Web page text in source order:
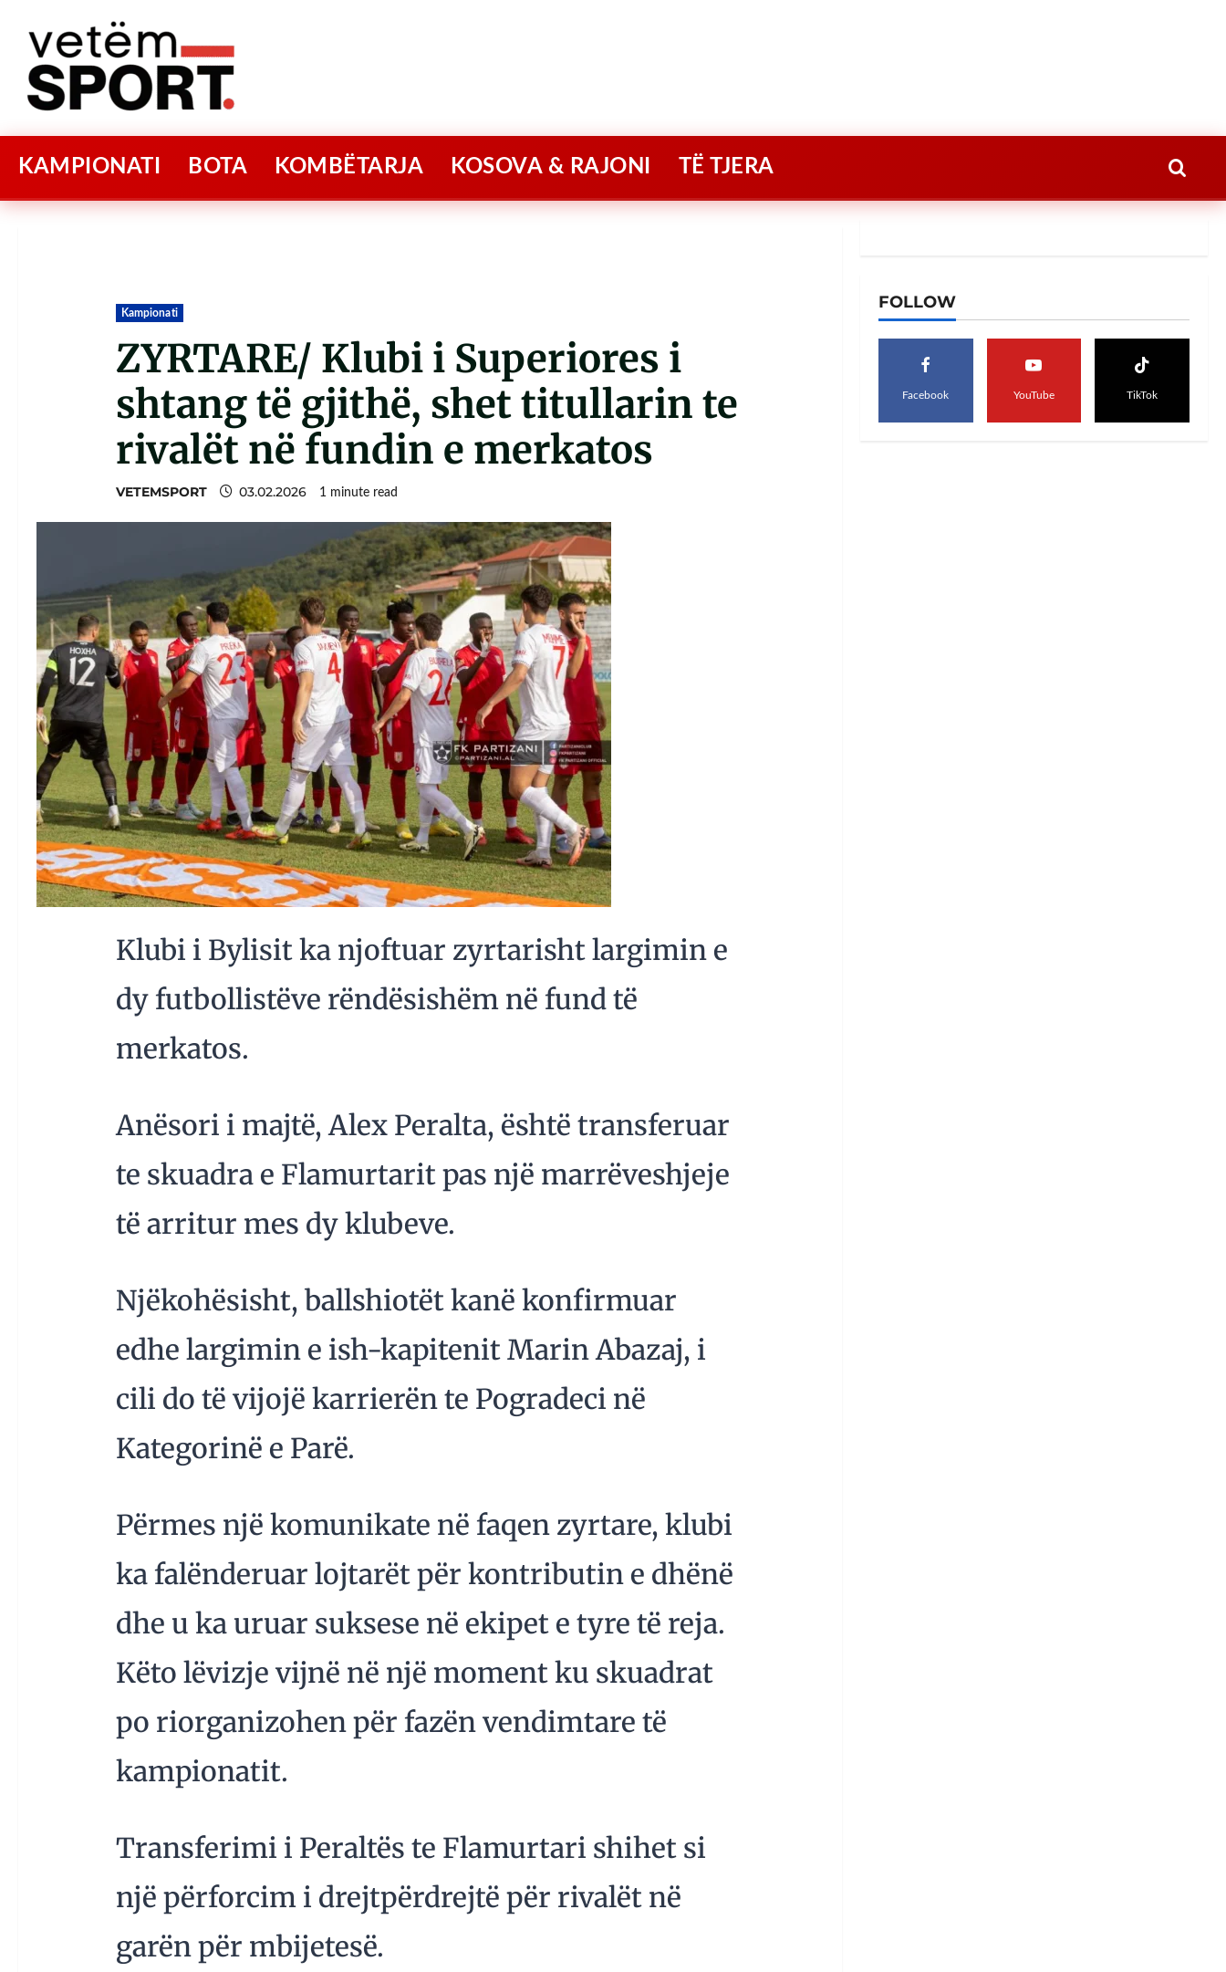
KAMPIONATI BOTA KOMBËTARJA KOSOVA & RAJONI TË TJERA
Kampionati
ZYRTARE/ Klubi i Superiores i
shtang të gjithë, shet titullarin te
rivalët në fundin e merkatos
VETEMSPORT 03.02.2026 1 minute read
Klubi i Bylisit ka njoftuar zyrtarisht largimin e
dy futbollistëve rëndësishëm në fund të
merkatos.
Anësori i majtë, Alex Peralta, është transferuar
te skuadra e Flamurtarit pas një marrëveshjeje
të arritur mes dy klubeve.
Njëkohësisht, ballshiotët kanë konfirmuar
edhe largimin e ish-kapitenit Marin Abazaj, i
cili do të vijojë karrierën te Pogradeci në
Kategorinë e Parë.
Përmes një komunikate në faqen zyrtare, klubi
ka falënderuar lojtarët për kontributin e dhënë
dhe u ka uruar suksese në ekipet e tyre të reja.
Këto lëvizje vijnë në një moment ku skuadrat
po riorganizohen për fazën vendimtare të
kampionatit.
Transferimi i Peraltës te Flamurtari shihet si
një përforcim i drejtpërdrejtë për rivalët në
garën për mbijetesë.
FOLLOW
Facebook YouTube TikTok